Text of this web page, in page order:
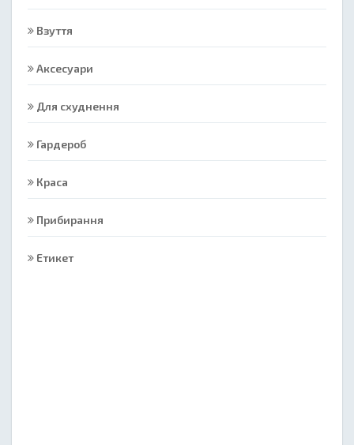
Взуття
Аксесуари
Для схуднення
Гардероб
Краса
Прибирання
Етикет